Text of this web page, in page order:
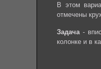
В этом
отмечены
Задача-
колонке и в